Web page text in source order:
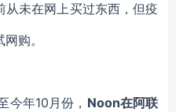
从未在网上买过东西，但疫
购。
今年10月份， Noon在阿联